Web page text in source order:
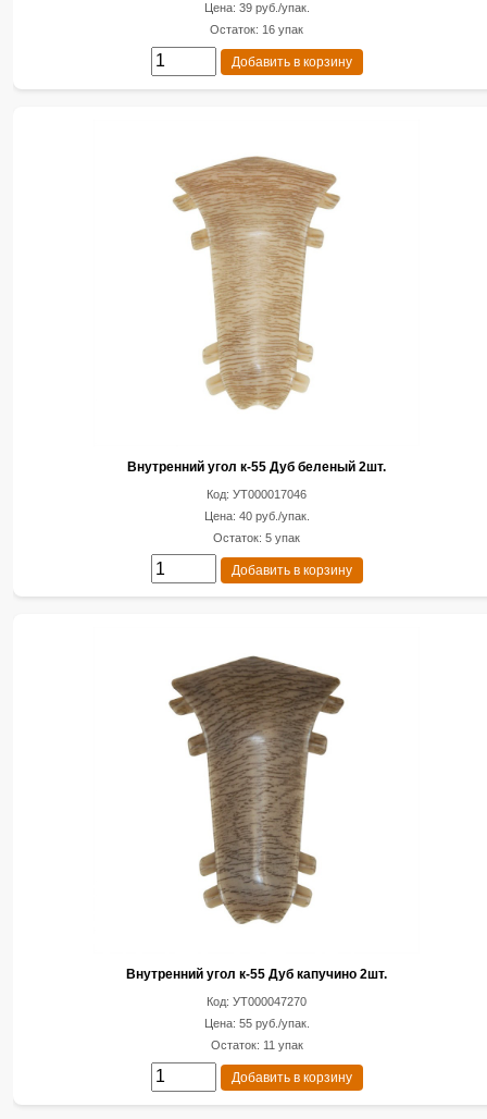
Цена: 39 руб./упак.
Остаток: 16 упак
Добавить в корзину
Внутренний угол к-55 Дуб беленый 2шт.
Код: УТ000017046
Цена: 40 руб./упак.
Остаток: 5 упак
Добавить в корзину
Внутренний угол к-55 Дуб капучино 2шт.
Код: УТ000047270
Цена: 55 руб./упак.
Остаток: 11 упак
Добавить в корзину